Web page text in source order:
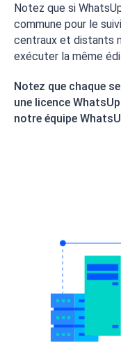
Notez que si
commune pour le
centraux et distants
exécuter la même
Notez que chaque
une licence
notre équipe